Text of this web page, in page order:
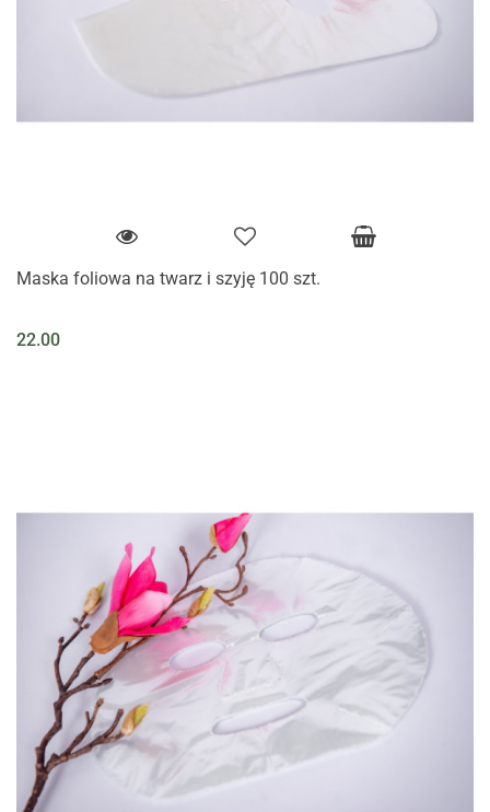
Maska foliowa na twarz i szyję 100 szt.
22.00